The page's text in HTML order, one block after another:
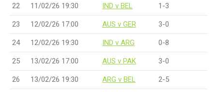
22 11/02/26 19:30 IND v BEL 1-3
23 12/02/26 17:00 AUS v GER 3-0
24 12/02/26 19:30 IND v ARG 0-8
25 13/02/26 17:00 AUS v PAK 3-0
26 13/02/26 19:30 ARG v BEL 2-5